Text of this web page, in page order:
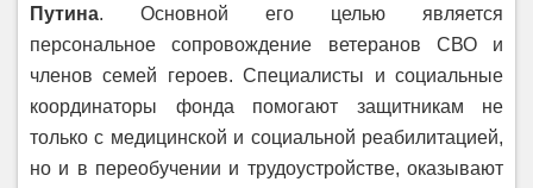
Путина. Основной его целью является
персональное сопровождение ветеранов СВО и
членов семей героев. Специалисты и социальные
координаторы фонда помогают защитникам не
только с медицинской и социальной реабилитацией,
но и в переобучении и трудоустройстве, оказывают